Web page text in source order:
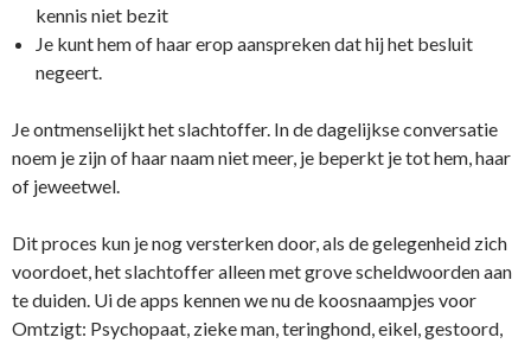
kennis niet bezit
Je kunt hem of haar erop aanspreken dat hij het besluit
negeert.
Je ontmenselijkt het slachtoffer. In de dagelijkse conversatie
noem je zijn of haar naam niet meer, je beperkt je tot hem, haar
of jeweetwel.
Dit proces kun je nog versterken door, als de gelegenheid zich
voordoet, het slachtoffer alleen met grove scheldwoorden aan
te duiden. Ui de apps kennen we nu de koosnaampjes voor
Omtzigt: Psychopaat, zieke man, teringhond, eikel, gestoord,